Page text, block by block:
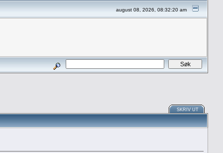
august 08, 2026, 08:32:20 am
SKRIV UT